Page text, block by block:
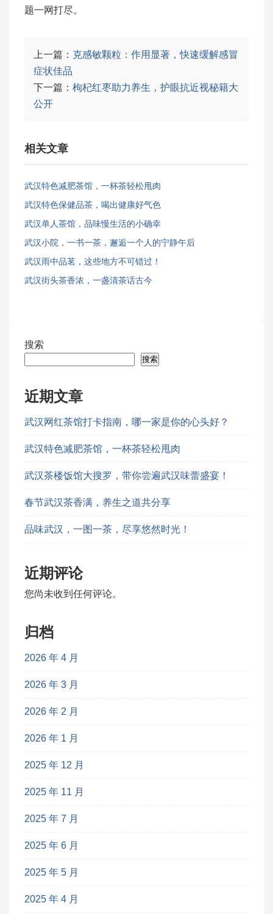
题一网打尽。
上一篇： 克感敏颗粒：作用显著，快速缓解感冒
症状佳品
下一篇： 枸杞红枣助力养生，护眼抗近视秘籍大
公开
相关文章
武汉特色减肥茶馆，一杯茶轻松甩肉
武汉特色保健品茶，喝出健康好气色
武汉单人茶馆，品味慢生活的小确幸
武汉小院，一书一茶，邂逅一个人的宁静午后
武汉雨中品茗，这些地方不可错过！
武汉街头茶香浓，一盏清茶话古今
搜索
搜索
近期文章
武汉网红茶馆打卡指南，哪一家是你的心头好？
武汉特色减肥茶馆，一杯茶轻松甩肉
武汉茶楼饭馆大搜罗，带你尝遍武汉味蕾盛宴！
春节武汉茶香满，养生之道共分享
品味武汉，一图一茶，尽享悠然时光！
近期评论
您尚未收到任何评论。
归档
2026 年 4 月
2026 年 3 月
2026 年 2 月
2026 年 1 月
2025 年 12 月
2025 年 11 月
2025 年 7 月
2025 年 6 月
2025 年 5 月
2025 年 4 月